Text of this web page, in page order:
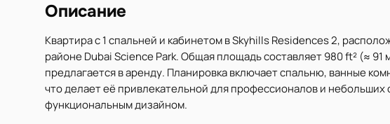
Описание
Квартира с 1 спальней и кабинетом в Skyhills Residences 2,
районе Dubai Science Park. Общая площадь составляет 980 ft² (≈ 91
предлагается в аренду. Планировка включает спальню, ванные
что делает её привлекательной для профессионалов и
функциональным дизайном.